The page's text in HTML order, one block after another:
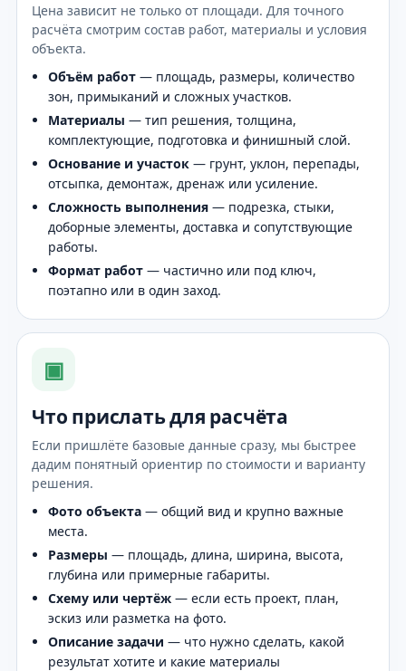
Цена зависит не только от площади. Для точного
расчёта смотрим состав работ, материалы и условия
объекта.
Объём работ — площадь, размеры, количество
зон, примыканий и сложных участков.
Материалы — тип решения, толщина,
комплектующие, подготовка и финишный слой.
Основание и участок — грунт, уклон, перепады,
отсыпка, демонтаж, дренаж или усиление.
Сложность выполнения — подрезка, стыки,
доборные элементы, доставка и сопутствующие
работы.
Формат работ — частично или под ключ,
поэтапно или в один заход.
▣
Что прислать для расчёта
Если пришлёте базовые данные сразу, мы быстрее
дадим понятный ориентир по стоимости и варианту
решения.
Фото объекта — общий вид и крупно важные
места.
Размеры — площадь, длина, ширина, высота,
глубина или примерные габариты.
Схему или чертёж — если есть проект, план,
эскиз или разметка на фото.
Описание задачи — что нужно сделать, какой
результат хотите и какие материалы